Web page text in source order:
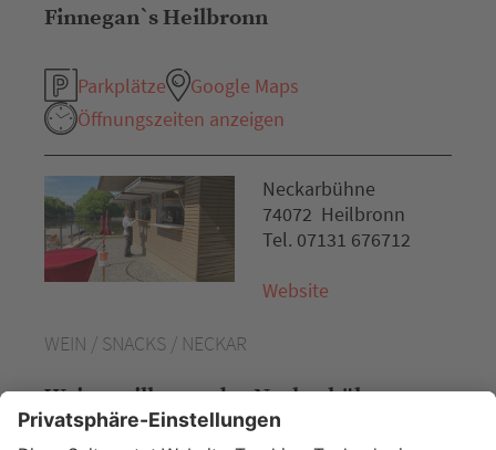
Finnegan`s Heilbronn
Parkplätze
Google Maps
Öffnungszeiten anzeigen
WEIN / SNACKS / NECKAR
Weinpavillon an der Neckarbühne
Neckarbühne
74072 Heilbronn
Tel. 07131 676712
Website